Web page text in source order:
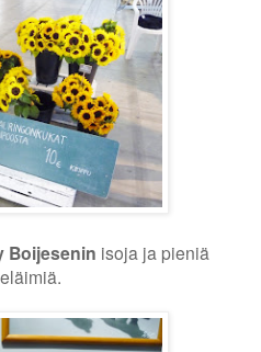
Boijesenin isoja ja pieniä